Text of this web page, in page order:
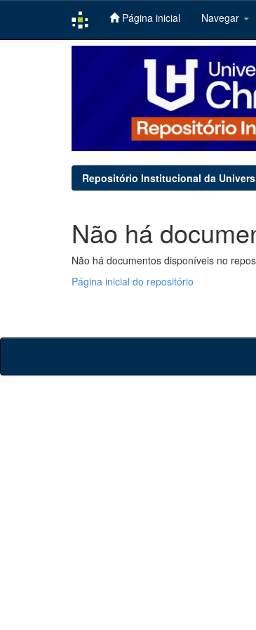
Página inicial Navegar
Repositório Institucional da
Não há
Não há documentos disponíveis no
Página inicial do repositório